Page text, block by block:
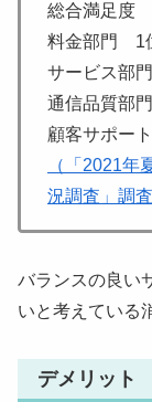
総合満足度
料金部門 1
サービス部
通信品質部
顧客サポー
（「2021年
況調査」調
バランスの良い
いと考えている
デメリット